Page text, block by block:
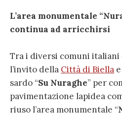
L’area monumentale
continua ad arricchirsi
Tra i diversi comuni italiani
l’invito della Città di Biella
sardo “Su Nuraghe” per
pavimentazione lapidea
riuso l’area monumentale “